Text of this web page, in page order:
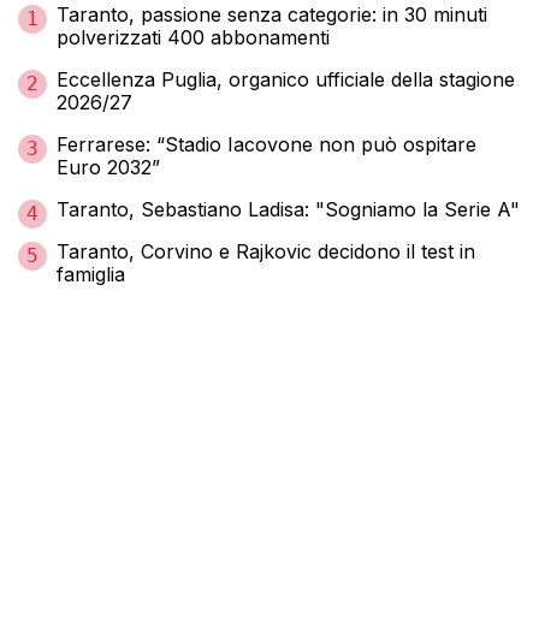
1
Taranto, passione senza categorie: in 30 minuti
polverizzati 400 abbonamenti
2
Eccellenza Puglia, organico ufficiale della stagione
2026/27
3
Ferrarese: “Stadio Iacovone non può ospitare
Euro 2032”
4 Taranto, Sebastiano Ladisa: "Sogniamo la Serie A"
5
Taranto, Corvino e Rajkovic decidono il test in
famiglia